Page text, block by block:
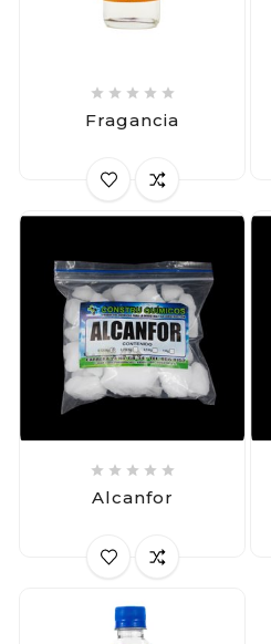
    
Fragancia
    
Alcanfor